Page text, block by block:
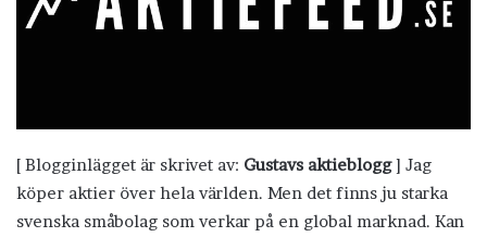
[ Blogginlägget är skrivet av: Gustavs aktieblogg] Jag
köper aktier över hela världen. Men det finns ju starka
svenska småbolag som verkar på en global marknad. Kan